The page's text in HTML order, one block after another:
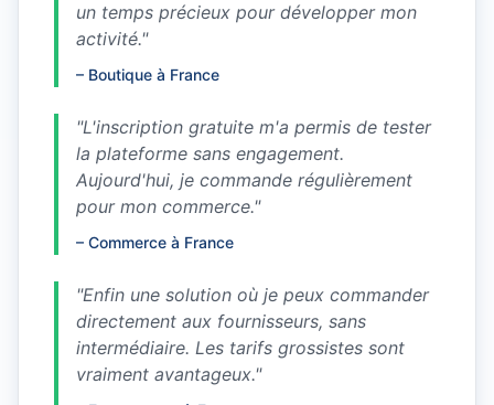
un temps précieux pour développer mon
activité."
– Boutique à France
"L'inscription gratuite m'a permis de tester
la plateforme sans engagement.
Aujourd'hui, je commande régulièrement
pour mon commerce."
– Commerce à France
"Enfin une solution où je peux commander
directement aux fournisseurs, sans
intermédiaire. Les tarifs grossistes sont
vraiment avantageux."